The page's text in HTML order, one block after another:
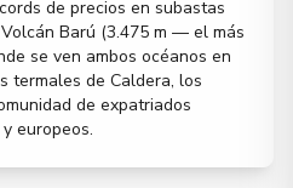
de precios en subastas
Barú (3.475 m — el más
se ven ambos océanos en
termales de Caldera, los
de expatriados
europeos.